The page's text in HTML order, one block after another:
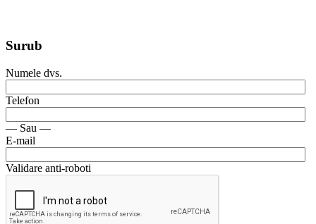
Surub
Numele dvs.
Telefon
— Sau —
E-mail
Validare anti-roboti